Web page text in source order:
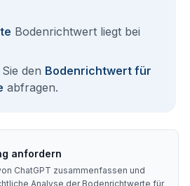
Bodenrichtwert liegt bei
den Bodenrichtwert für
abfragen.
anfordern
ChatGPT zusammenfassen und
Analyse der Bodenrichtwerte für